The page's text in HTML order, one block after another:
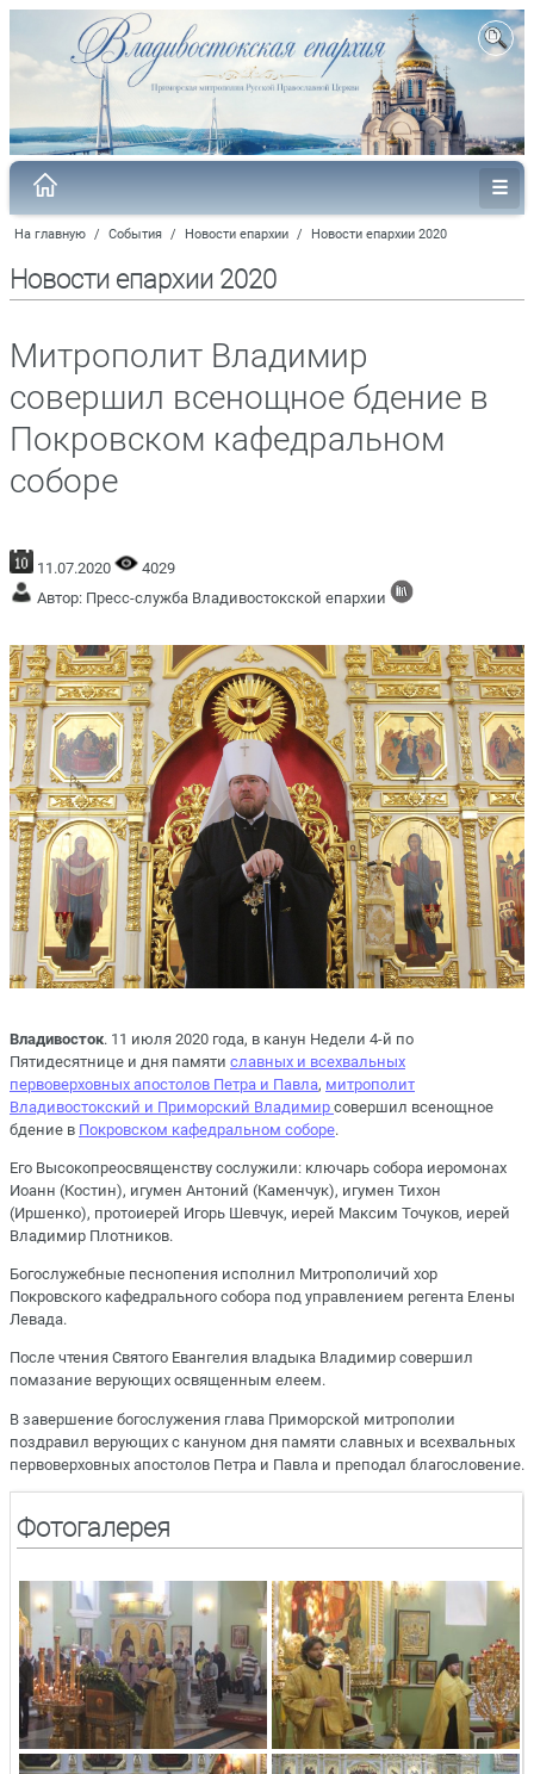
На главную / События / Новости епархии / Новости епархии 2020
Новости епархии 2020
Митрополит Владимир
совершил всенощное бдение в
Покровском кафедральном
соборе
11.07.2020
4029
Автор: Пресс-служба Владивостокской епархии
Владивосток. 11 июля 2020 года, в канун Недели 4-й по
Пятидесятнице и дня памяти славных и всехвальных
первоверховных апостолов Петра и Павла, митрополит
Владивостокский и Приморский Владимир совершил всенощное
бдение в Покровском кафедральном соборе.
Его Высокопреосвященству сослужили: ключарь собора иеромонах
Иоанн (Костин), игумен Антоний (Каменчук), игумен Тихон
(Иршенко), протоиерей Игорь Шевчук, иерей Максим Точуков, иерей
Владимир Плотников.
Богослужебные песнопения исполнил Митрополичий хор
Покровского кафедрального собора под управлением регента Елены
Левада.
После чтения Святого Евангелия владыка Владимир совершил
помазание верующих освященным елеем.
В завершение богослужения глава Приморской митрополии
поздравил верующих с кануном дня памяти славных и всехвальных
первоверховных апостолов Петра и Павла и преподал благословение.
Фотогалерея